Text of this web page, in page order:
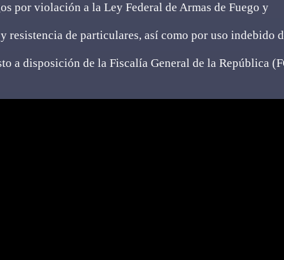
por violación a la Ley Federal de Armas de Fuego y
resistencia de particulares, así como por uso indebido
a disposición de la Fiscalía General de la República